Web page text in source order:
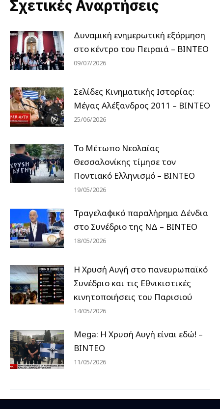
Σχετικές Αναρτήσεις
Δυναμική ενημερωτική εξόρμηση
στο κέντρο του Πειραιά – ΒΙΝΤΕΟ
09/07/2026
Σελίδες Κινηματικής Ιστορίας:
Μέγας Αλέξανδρος 2011 – ΒΙΝΤΕΟ
25/06/2026
Το Μέτωπο Νεολαίας
Θεσσαλονίκης τίμησε τον
Ποντιακό Ελληνισμό – ΒΙΝΤΕΟ
19/05/2026
Τραγελαφικό παραλήρημα Δένδια
στο Συνέδριο της ΝΔ – ΒΙΝΤΕΟ
18/05/2026
Η Χρυσή Αυγή στο πανευρωπαϊκό
Συνέδριο και τις Εθνικιστικές
κινητοποιήσεις του Παρισιού
14/05/2026
Mega: Η Χρυσή Αυγή είναι εδώ! –
ΒΙΝΤΕΟ
11/05/2026